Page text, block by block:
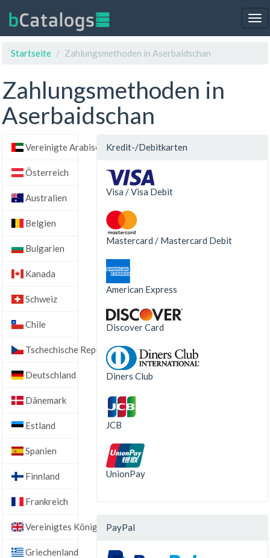
Startseite
Zahlungsmethoden in Aserbaidschan
Zahlungsmethoden in
Aserbaidschan
Vereinigte Arabische Emirate
Österreich
Australien
Belgien
Bulgarien
Kanada
Schweiz
Chile
Tschechische Republik
Deutschland
Dänemark
Estland
Spanien
Finnland
Frankreich
Vereinigtes Königreich
Griechenland
Kredit-/Debitkarten
Visa / Visa Debit
Mastercard / Mastercard Debit
American Express
Discover Card
Diners Club
JCB
UnionPay
PayPal